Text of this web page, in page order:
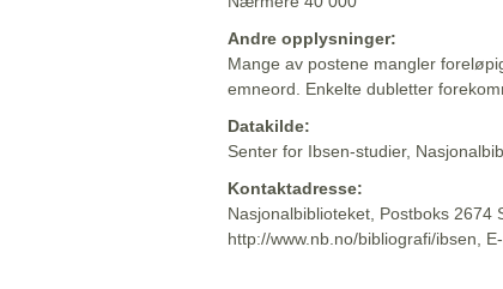
Andre opplysninger:
Mange av postene mangler
emneord. Enkelte dubletter
Datakilde:
Senter for Ibsen-studier,
Kontaktadresse:
Nasjonalbiblioteket, Postboks 2674
http://www.nb.no/bibliografi/ibsen,